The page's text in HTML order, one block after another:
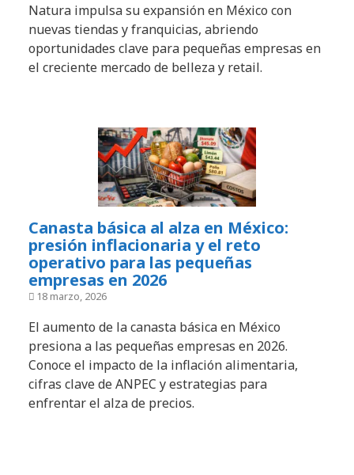
Natura impulsa su expansión en México con
nuevas tiendas y franquicias, abriendo
oportunidades clave para pequeñas empresas en
el creciente mercado de belleza y retail.
Canasta básica al alza en México:
presión inflacionaria y el reto
operativo para las pequeñas
empresas en 2026
18 marzo, 2026
El aumento de la canasta básica en México
presiona a las pequeñas empresas en 2026.
Conoce el impacto de la inflación alimentaria,
cifras clave de ANPEC y estrategias para
enfrentar el alza de precios.